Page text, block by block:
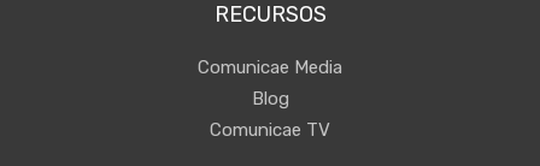
RECURSOS
Comunicae Media
Blog
Comunicae TV